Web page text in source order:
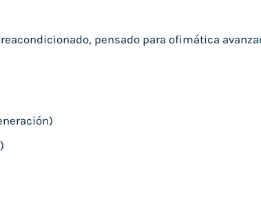
pensado para ofimática